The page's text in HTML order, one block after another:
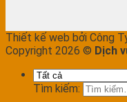
Thiết kế web bởi Công
Copyright 2026 © Dịch
Tìm kiếm: